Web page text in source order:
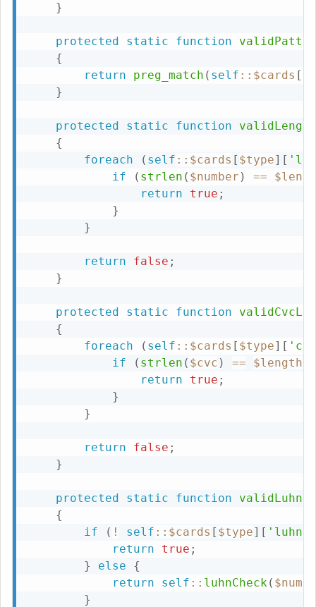
}
protected static function
{
return
preg_match ( self :: $cards [
}
protected static function
validLength
{
foreach
( self :: $cards [ $type] [
if
( strlen ( $number ) ==
return
true ;
}
}
return false ;
}
protected static function
{
foreach
( self :: $cards [ $type] [
if
( strlen ( $cvc ) == $length
return
true ;
}
}
return false ;
}
protected static function validLuhn
{
if
( ! self :: $cards [ $type] [ 'luhn'
return
true ;
}
else
{
return
self :: luhnCheck(
}